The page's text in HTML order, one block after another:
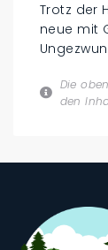
Trotz der
neue mit
Die
den